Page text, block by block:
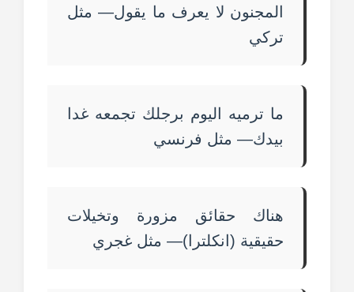
المجنون لا يعرف ما يقول— مثل
تركي
ما ترميه اليوم برجلك تجمعه غدا
بيدك— مثل فرنسي
هناك حقائق مزورة وتخيلات
حقيقية (انكلترا)— مثل غجري